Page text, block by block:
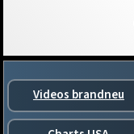
Videos brandneu